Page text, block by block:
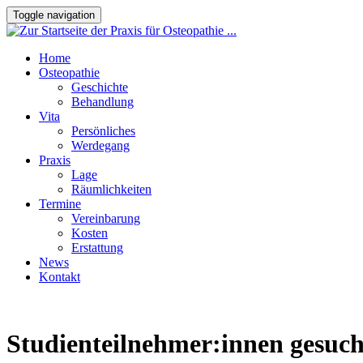
Toggle navigation
Home
Osteopathie
Geschichte
Behandlung
Vita
Persönliches
Werdegang
Praxis
Lage
Räumlichkeiten
Termine
Vereinbarung
Kosten
Erstattung
News
Kontakt
Studienteilnehmer:innen